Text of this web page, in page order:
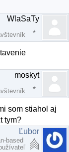
WlaSaTy
moskyt
som stiahol aj
tym?
Ľubor
based